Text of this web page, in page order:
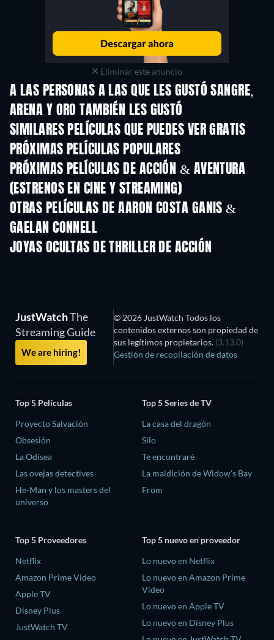
Eliminar este anuncio
A LAS PERSONAS A LAS QUE LES GUSTÓ SANGRE,
ARENA Y ORO TAMBIÉN LES GUSTÓ
SIMILARES PELÍCULAS QUE PUEDES VER GRATIS
PRÓXIMAS PELÍCULAS POPULARES
PRÓXIMAS PELÍCULAS DE ACCIÓN & AVENTURA
(ESTRENOS EN CINE Y STREAMING)
OTRAS PELÍCULAS DE AARON COSTA GANIS &
GAELAN CONNELL
JOYAS OCULTAS DE THRILLER DE ACCIÓN
JustWatchThe
Streaming Guide
We are hiring!
© 2026 JustWatch Todos los
contenidos externos son propiedad de
sus legítimos propietarios. (3.13.0)
Gestión de recopilación de datos
Top 5 Películas
Proyecto Salvación
Obsesión
La Odisea
Las ovejas detectives
He-Man y los masters del
universo
Top 5 Series de TV
La casa del dragón
Silo
Te encontraré
La maldición de Widow's Bay
From
Top 5 Proveedores
Netflix
Amazon Prime Video
Apple TV
Disney Plus
JustWatch TV
Top 5 nuevo en proveedor
Lo nuevo en Netflix
Lo nuevo en Amazon Prime
Video
Lo nuevo en Apple TV
Lo nuevo en Disney Plus